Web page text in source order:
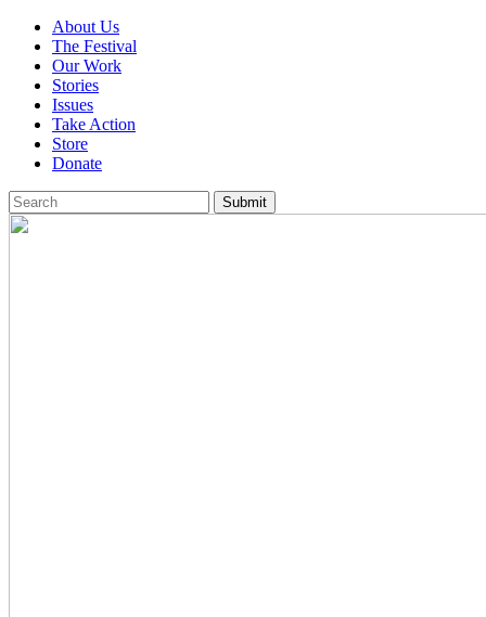
About Us
The Festival
Our Work
Stories
Issues
Take Action
Store
Donate